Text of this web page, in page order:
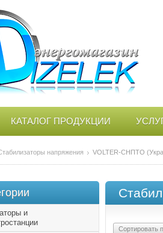
КАТАЛОГ ПРОДУКЦИИ
напряжения VOLTER-СНПТО
и
Сортировать